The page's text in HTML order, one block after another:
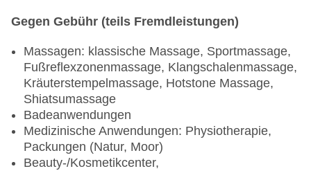
Gegen Gebühr (teils Fremdleistungen)
Massagen: klassische Massage, Sportmassage,
Fußreflexzonenmassage, Klangschalenmassage,
Kräuterstempelmassage, Hotstone Massage,
Shiatsumassage
Badeanwendungen
Medizinische Anwendungen: Physiotherapie,
Packungen (Natur, Moor)
Beauty-/Kosmetikcenter,